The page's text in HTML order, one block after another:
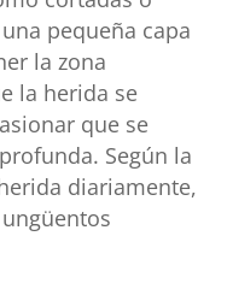
pequeña capa
la zona
la herida se
que se
Según la
diariamente,